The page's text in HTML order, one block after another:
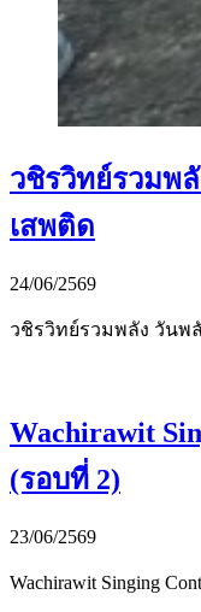
วชิรวิทย์รวมพ
เสพติด
24/06/2569
วชิรวิทย์รวมพลัง วันพ
Wachirawit
(รอบที่ 2)
23/06/2569
Wachirawit Singing